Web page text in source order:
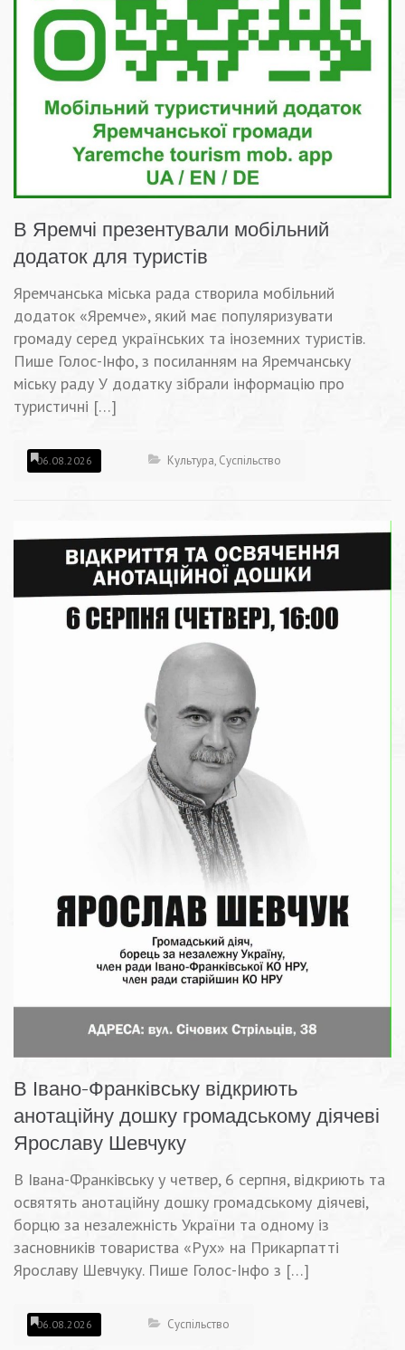
В Яремчі презентували мобільний
додаток для туристів
Яремчанська міська рада створила мобільний
додаток «Яремче», який має популяризувати
громаду серед українських та іноземних туристів.
Пише Голос-Інфо, з посиланням на Яремчанську
міську раду У додатку зібрали інформацію про
туристичні […]
06.08.2026 Культура, Суспільство
В Івано-Франківську відкриють
анотаційну дошку громадському діячеві
Ярославу Шевчуку
В Івана-Франківську у четвер, 6 cерпня, відкриють та
освятять анотаційну дошку громадському діячеві,
борцю за незалежність України та одному із
засновників товариства «Рух» на Прикарпатті
Ярославу Шевчуку. Пише Голос-Інфо з […]
06.08.2026 Суспільство